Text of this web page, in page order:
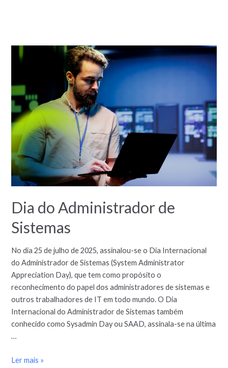
Dia do Administrador de
Sistemas
No dia 25 de julho de 2025, assinalou-se o Dia Internacional
do Administrador de Sistemas (System Administrator
Appreciation Day), que tem como propósito o
reconhecimento do papel dos administradores de sistemas e
outros trabalhadores de IT em todo mundo. O Dia
Internacional do Administrador de Sistemas também
conhecido como Sysadmin Day ou SAAD, assinala-se na última
…
Ler mais »